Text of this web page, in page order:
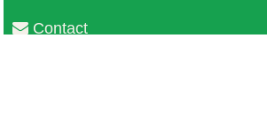
Contact